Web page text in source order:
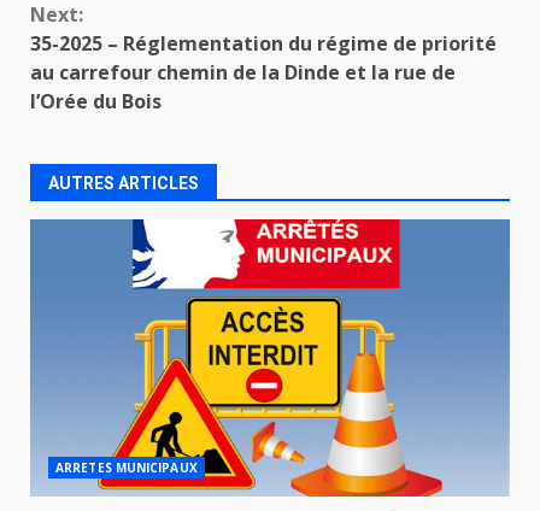
Next:
35-2025 – Réglementation du régime de priorité
au carrefour chemin de la Dinde et la rue de
l’Orée du Bois
AUTRES ARTICLES
ARRETES MUNICIPAUX